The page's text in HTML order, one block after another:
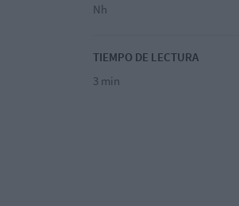
Nh
TIEMPO DE LECTURA
3 min